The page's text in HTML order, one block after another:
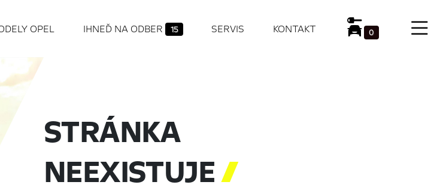
OPEL IHNEĎ NA ODBER 15 SERVIS KONTAKT 0
STRÁNKA
NEEXISTUJE